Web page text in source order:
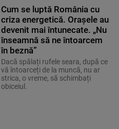
Cum se luptă România cu
criza energetică. Orașele au
devenit mai întunecate. „Nu
înseamnă să ne întoarcem
în beznă”
Dacă spălați rufele seara, după ce
vă întoarceți de la muncă, nu ar
strica, o vreme, să schimbați
obiceiul.